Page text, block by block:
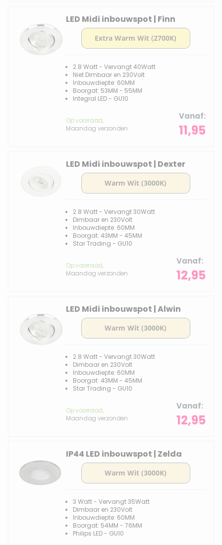
LED Midi inbouwspot | Finn
2.8 Watt - Vervangt 40Watt
Niet Dimbaar en 230Volt
Inbouwdiepte: 60MM
Boorgat: 53MM - 55MM
Integral LED - GU10
Op voorraad,
Maandag verzonden
Vanaf
11,95
LED Midi inbouwspot | Dexter
2.8 Watt - Vervangt 30Watt
Dimbaar en 230Volt
Inbouwdiepte: 60MM
Boorgat: 43MM - 45MM
Star Trading - GU10
Op voorraad,
Maandag verzonden
Vanaf
12,95
LED Midi inbouwspot | Alwin
2.8 Watt - Vervangt 30Watt
Dimbaar en 230Volt
Inbouwdiepte: 60MM
Boorgat: 43MM - 45MM
Star Trading - GU10
Op voorraad,
Maandag verzonden
Vanaf
12,95
IP44 LED inbouwspot | Zelda
3 Watt - Vervangt 35Watt
Dimbaar en 230Volt
Inbouwdiepte: 60MM
Boorgat: 54MM - 76MM
Philips LED - GU10